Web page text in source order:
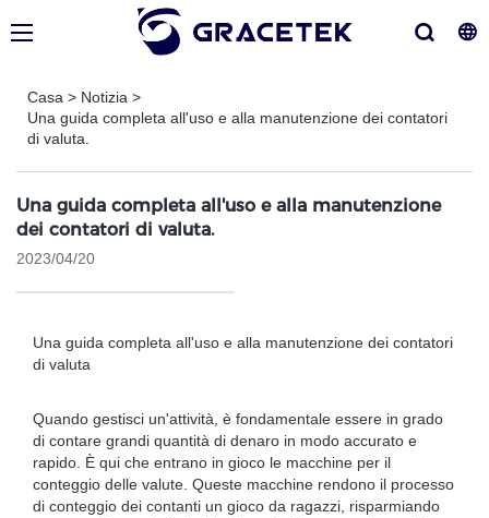
Casa > Notizia >
Una guida completa all'uso e alla manutenzione dei contatori
di valuta.
Una guida completa all'uso e alla manutenzione
dei contatori di valuta.
2023/04/20
Una guida completa all'uso e alla manutenzione dei contatori
di valuta
Quando gestisci un'attività, è fondamentale essere in grado
di contare grandi quantità di denaro in modo accurato e
rapido. È qui che entrano in gioco le macchine per il
conteggio delle valute. Queste macchine rendono il processo
di conteggio dei contanti un gioco da ragazzi, risparmiando